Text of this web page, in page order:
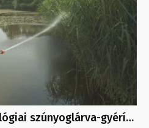
szúnyoglárva-gyérí…